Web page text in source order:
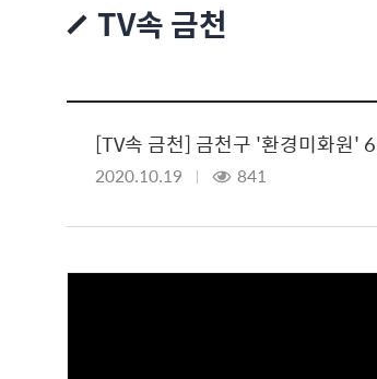
TV속 금천
[TV속 금천] 금천구 '환경미화원'
2020.10.19 841